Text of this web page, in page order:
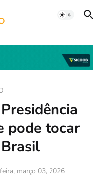
pode tocar
março 03, 2026